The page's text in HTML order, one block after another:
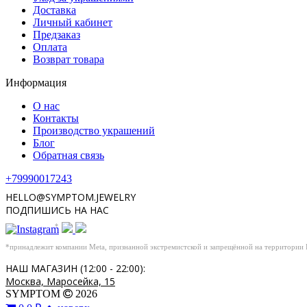
Доставка
Личный кабинет
Предзаказ
Оплата
Возврат товара
Информация
О нас
Контакты
Производство украшений
Блог
Обратная связь
+79990017243
HELLO@SYMPTOM.JEWELRY
ПОДПИШИСЬ НА НАС
*
*принадлежит компании Meta, признанной экстремистской и запрещённой на
НАШ МАГАЗИН (12:00 - 22:00):
Москва, Маросейка, 15
SYMPTOM
2026